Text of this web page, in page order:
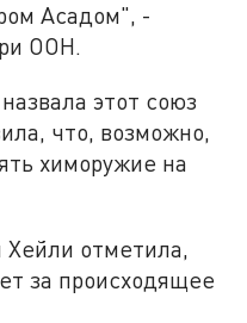
Асадом", -
ООН.
этот союз
что, возможно,
химоружие на
Хейли отметила,
за происходящее